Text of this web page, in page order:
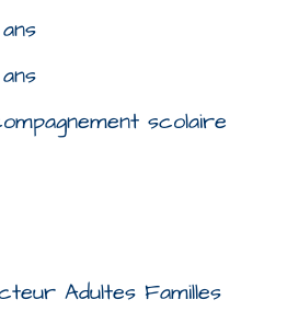
scolaire
Adultes Familles